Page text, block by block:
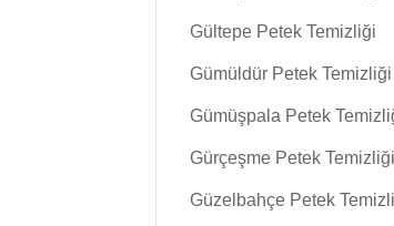
Gültepe Petek Temizliği
Gümüldür Petek Temizliği
Gümüşpala Petek
Gürçeşme Petek Temizliği
Güzelbahçe Petek